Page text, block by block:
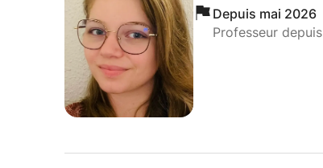
Depuis mai 2026
Professeur